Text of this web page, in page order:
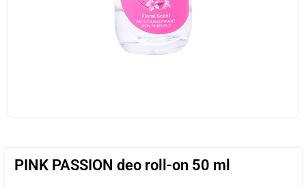
PINK PASSION deo roll-on 50 ml